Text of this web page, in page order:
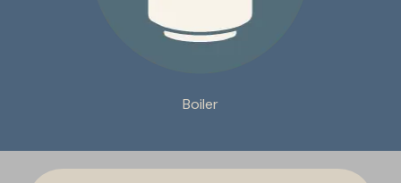
Boiler